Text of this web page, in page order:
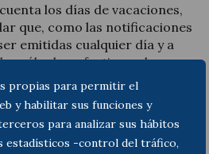
propias para permitir el
y habilitar sus funciones y
para analizar sus hábitos
estadísticos -control del tráfico,
los días de vacaciones,
que, como las notificaciones
emitidas cualquier día y a
sábados y festivos, al
deberá incluir el último que se
recibirse notificaciones
día y comenzaría a contar el